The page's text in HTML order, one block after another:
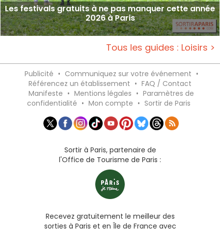
Les festivals gratuits à ne pas manquer cette année
2026 à Paris
Tous les guides : Loisirs >
Publicité • Communiquez sur votre événement •
Référencez un établissement • FAQ / Contact
Manifeste • Mentions légales • Paramètres de
confidentialité • Mon compte • Sortir de Paris
Sortir à Paris, partenaire de
l'Office de Tourisme de Paris :
Recevez gratuitement le meilleur des
sorties à Paris et en Île de France avec